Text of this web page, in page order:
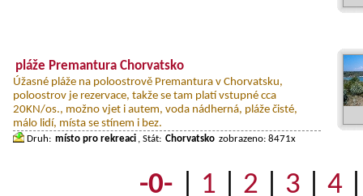
pláže Premantura Chorvatsko
Úžasné pláže na poloostrově Premantura v Chorvatsku,
poloostrov je rezervace, takže se tam platí vstupné cca
20KN/os., možno vjet i autem, voda nádherná, pláže čisté,
málo lidí, místa se stínem i bez.
Druh: místo pro rekreaci , Stát: Chorvatsko zobrazeno: 8471x
-0- 1 2 3 4